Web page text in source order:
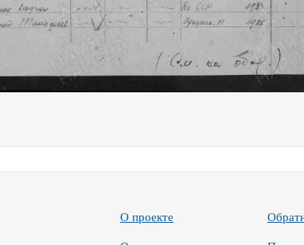
О проекте